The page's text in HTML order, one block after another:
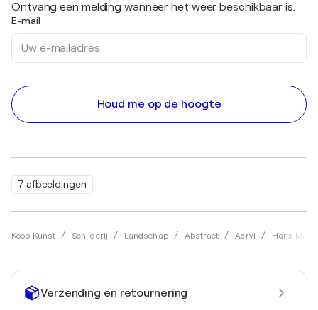
7 afbeeldingen
Koop Kunst Schilderij Landschap Abstract Acryl Hans
Ontvang een melding wanneer het weer beschikbaar is.
E-mail
Houd me op de hoogte
Verzending en retournering